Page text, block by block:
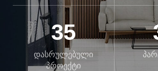
35
დასრულებული
პროექტი